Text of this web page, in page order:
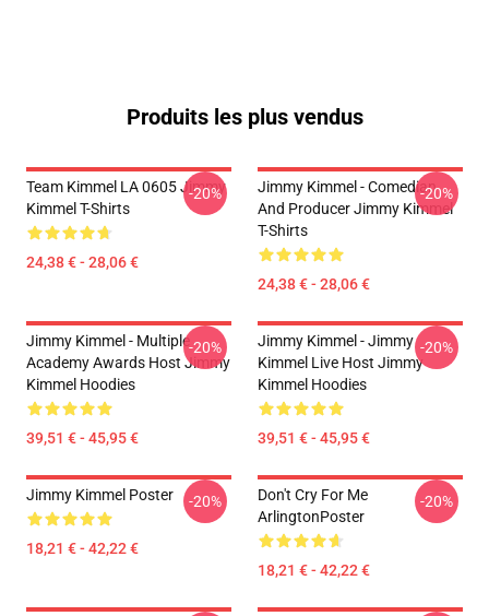
Produits les plus vendus
Team Kimmel LA 0605 Jimmy
Kimmel T-Shirts
24,38 € - 28,06 €
-20%
Jimmy Kimmel - Comedian
And Producer Jimmy Kimmel
T-Shirts
24,38 € - 28,06 €
-20%
Jimmy Kimmel - Multiple
Academy Awards Host Jimmy
Kimmel Hoodies
39,51 € - 45,95 €
-20%
Jimmy Kimmel - Jimmy
Kimmel Live Host Jimmy
Kimmel Hoodies
39,51 € - 45,95 €
-20%
Jimmy Kimmel Poster
18,21 € - 42,22 €
-20%
Don't Cry For Me
ArlingtonPoster
18,21 € - 42,22 €
-20%